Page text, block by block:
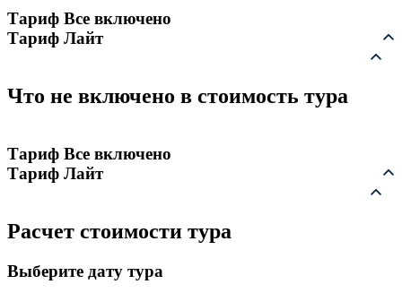
Тариф Все включено
Тариф Лайт
Что не включено в стоимость тура
Тариф Все включено
Тариф Лайт
Расчет стоимости тура
Выберите дату тура